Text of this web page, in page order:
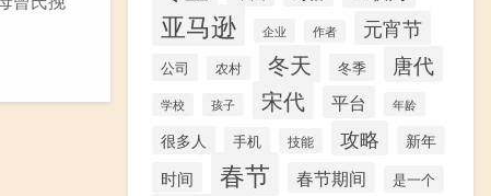
亚马逊 企业 作者 元宵节
公司 农村 冬天 冬季 唐代
学校 孩子 宋代 平台 年龄
很多人 手机 技能 攻略 新年
时间 春节 春节期间 是一个